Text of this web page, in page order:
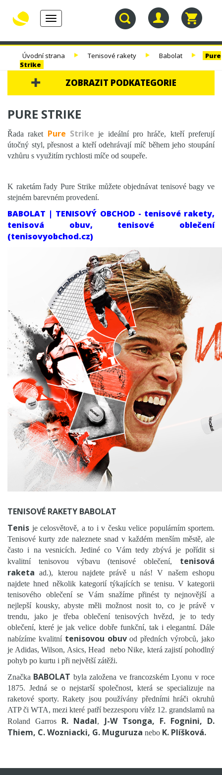
Toggle
navigation
30.
NAROZENINY
TENISOVÉ
TENISOVÉ
TENISOVÉ
Úvodní strana Tenisové rakety Babolat
Pure
Strike
ZOBRAZIT PODKATEGORIE
TENIS DĚTEM
BALÍČKY RAKET
TESTOVACÍ RAKETY - VÝPRODEJ %
WILSON
YONEX
BABOLAT
PURE AERO 2026 NEW
PURE DRIVE 2025 NEW
PURE DRIVE 2024
PURE STRIKE 2024
PURE AERO RAFA 2023
EVO 2023
PURE AERO 2023
PURE AERO RAFA 2021
PURE DRIVE 2021
PURE AERO
PURE DRIVE
PURE STRIKE
TECNIFIBRE
PRO KENNEX
DUNLOP
PRINCE
SOLINCO
LACOSTE
TENISOVÉ VÝPLETY
TENISOVÉ TAŠKY
TENISOVÉ MÍČE
TENISOVÁ OBUV
TENISOVÉ OBLEČENÍ
TENISOVÉ OMOTÁVKY
TENISOVÉ DOPLŇKY
PURE STRIKE
Řada raket Pure Strike je ideální pro hráče, kteří preferují
útočný styl, přesnost a kteří odehrávají míč během jeho stoupání
vzhůru s využitím rychlosti míče od soupeře.
K raketám řady Pure Strike můžete objednávat tenisové bagy ve
stejném barevném provedení.
BABOLAT | TENISOVÝ OBCHOD - tenisové rakety,
tenisová obuv, tenisové oblečení
(tenisovyobchod.cz)
TENISOVÉ RAKETY BABOLAT
Tenis je celosvětově, a to i v česku velice populárním sportem.
Tenisové kurty zde naleznete snad v každém menším městě, ale
často i na vesnicích. Jediné co Vám tedy zbývá je pořídit si
kvalitní tenisovou výbavu (tenisové oblečení,
tenisová
raketa ad.), kterou najdete právě u nás! V našem eshopu
najdete hned několik kategorií týkajících se tenisu. V kategorii
tenisového oblečení se Vám snažíme přinést ty nejnovější a
nejlepší kousky, abyste měli možnost nosit to, co je právě v
trendu, jako je třeba oblečení tenisových hvězd, je to tedy
oblečení, které je jak velice dobře funkční, tak i elegantní. Dále
nabízíme kvalitní tenisovou obuvod předních výrobců, jako
je Adidas, Wilson, Asics, Head nebo Nike, která zajistí pohodlný
pohyb po kurtu i při největší zátěži.
Značka BABOLAT byla založena ve francozském Lyonu v roce
1875. Jedná se o nejstarší společnost, která se specializuje na
raketové sporty. Rakety jsou používány předními hráči okruhů
ATP či WTA, mezi které patří bezzesporu vítěz 12. grandslamů na
Roland Garros R. Nadal, J-W Tsonga, F. Fognini, D.
Thiem, C. Wozniacki, G. Muguruza nebo K. Plíšková.